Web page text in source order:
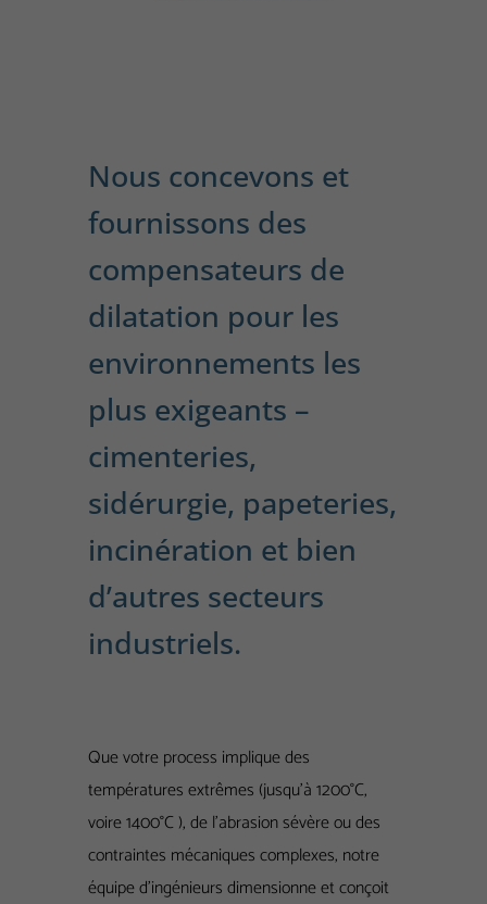
Nous concevons et
fournissons des
compensateurs de
dilatation pour les
environnements les
plus exigeants –
cimenteries,
sidérurgie, papeteries,
incinération et bien
d’autres secteurs
industriels.
Que votre process implique des
températures extrêmes (jusqu’à 1200°C,
voire 1400°C ), de l’abrasion sévère ou des
contraintes mécaniques complexes, notre
équipe d’ingénieurs dimensionne et conçoit